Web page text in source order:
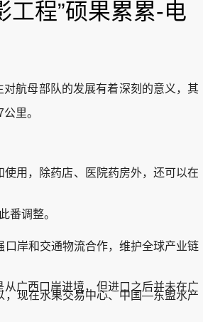
工程”硕果累累-电
航母部队的发展有着深刻的意义，其
里。
用，除药店、医院药房外，还可以在
番调整。
岸和交通物流合作，维护全球产业链
广西口岸进境，但进口之后并未在广
，现在水果交易中心、中国—东盟水产